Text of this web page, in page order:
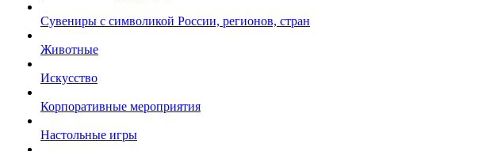
Сувениры с символикой России, регионов, стран
Животные
Искусство
Корпоративные мероприятия
Настольные игры